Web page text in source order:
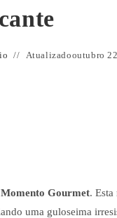
Atualizadooutubro
Gourmet. Esta
uma guloseima